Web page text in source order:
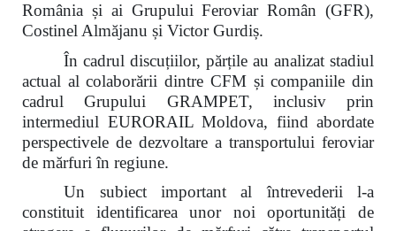
România și ai Grupului Feroviar Român (GFR),
Costinel Almăjanu și Victor Gurdiș.
În cadrul discuțiilor, părțile au analizat stadiul
actual al colaborării dintre CFM și companiile din
cadrul Grupului GRAMPET, inclusiv prin
intermediul EURORAIL Moldova, fiind abordate
perspectivele de dezvoltare a transportului feroviar
de mărfuri în regiune.
Un subiect important al întrevederii l-a
constituit identificarea unor noi oportunități de